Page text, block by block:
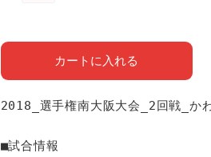
カートに入れる
2018_選手権南大阪大会_2回戦_か
■試合情報